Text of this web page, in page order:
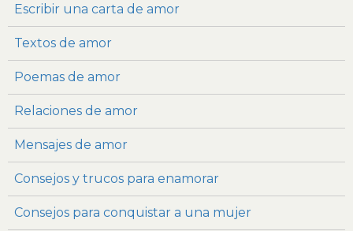
Escribir una carta de amor
Textos de amor
Poemas de amor
Relaciones de amor
Mensajes de amor
Consejos y trucos para enamorar
Consejos para conquistar a una mujer